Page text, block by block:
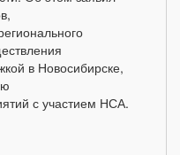
в Новосибирске,
с участием НСА.